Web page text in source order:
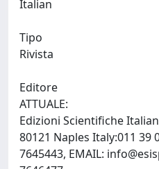
Tipo
Rivista
Editore
ATTUALE:
Edizioni Scientifiche
80121 Naples Italy:011 39
7645443, EMAIL: